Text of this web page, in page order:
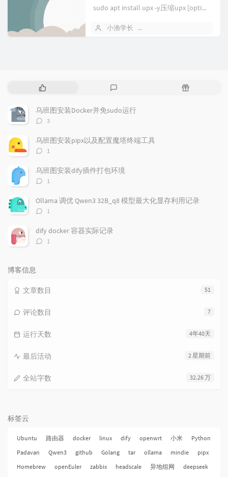
sudo apt install upx -y压缩upx [opti...
小渔学长
热
文
章
评
随
乌班图安装Docker并免sudo运行
评
数：
3
乌班图安装pipx以及配置魔塔终端工具
评
数：
1
乌班图安装dify插件打包环境
评
数：
1
Ollama 调优 Qwen3 32B_q8 模型最大化显存利用记录
评
数：
1
dify docker 容器实际记录
评1
博客信息
51
文章数目
7
评论数目
4年40天
运行天数
2 星期前
最后活动
32.26 万
全站字数
标签云
Ubuntu 路由器 docker linux dify openwrt 小米
Python
Padavan
Qwen3 github Golang tar ollama mindie
pipx
Homebrew
openEuler zabbix headscale 异地组网
deepseek